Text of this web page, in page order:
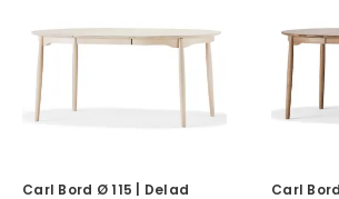
Carl Bord Ø 115 | Delad
Carl